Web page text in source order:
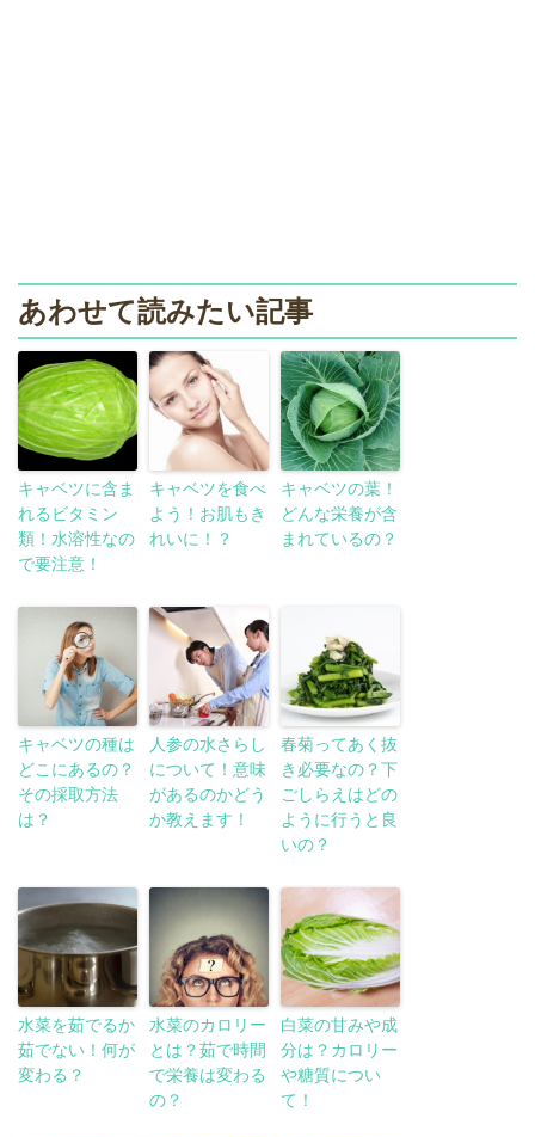
あわせて読みたい記事
キャベツに含ま
れるビタミン
類！水溶性なの
で要注意！
キャベツを食べ
よう！お肌もき
れいに！？
キャベツの葉！
どんな栄養が含
まれているの？
キャベツの種は
どこにあるの？
その採取方法
は？
人参の水さらし
について！意味
があるのかどう
か教えます！
春菊ってあく抜
き必要なの？下
ごしらえはどの
ように行うと良
いの？
水菜を茹でるか
茹でない！何が
変わる？
水菜のカロリー
とは？茹で時間
で栄養は変わる
の？
白菜の甘みや成
分は？カロリー
や糖質につい
て！